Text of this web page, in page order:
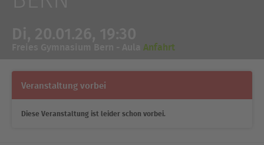
Anfahrt
Veranstaltung vorbei
Diese Veranstaltung ist leider schon vorbei.